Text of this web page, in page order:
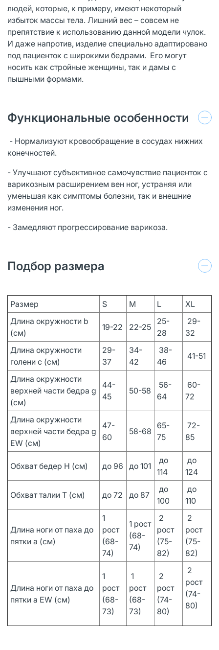
людей, которые, к примеру, имеют некоторый
избыток массы тела. Лишний вес – совсем не
препятствие к использованию данной модели чулок.
И даже напротив, изделие специально адаптировано
под пациенток с широкими бедрами. Его могут
носить как стройные женщины, так и дамы с
пышными формами.
Функциональные особенности
- Нормализуют кровообращение в сосудах нижних
конечностей.
- Улучшают субъективное самочувствие пациенток с
варикозным расширением вен ног, устраняя или
уменьшая как симптомы болезни, так и внешние
изменения ног.
- Замедляют прогрессирование варикоза.
Подбор размера
Размер S M L
XL
Длина окружности b
(см)
19-22 22-25
25-
28
29-
32
Длина окружности
голени c (см)
29-
37
34-
42
38-
46
41-51
Длина окружности
верхней части бедра g
(см)
44-
45
50-58
56-
64
60-
72
Длина окружности
верхней части бедра g
EW (см)
47-
60
58-68
65-
75
72-
85
Обхват бедер H (см) до 96 до 101
до
114
до
124
Обхват талии T (см) до 72 до 87
до
100
до
110
Длина ноги от паха до
пятки а (см)
1
рост
(68-
74)
1 рост
(68-
74)
2
рост
(75-
82)
2
рост
(75-
82)
Длина ноги от паха до
пятки a EW (см)
1
рост
(68-
73)
1
рост
(68-
73)
2
рост
(74-
80)
2
рост
(74-
80)